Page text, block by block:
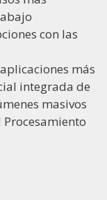
con las
más
integrada de
masivos